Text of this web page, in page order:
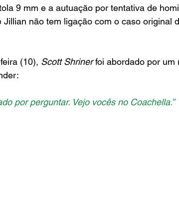
9 mm e a autuação por tentativa de
não tem ligação com o caso original
(10), Scott Shriner foi abordado por um
por perguntar. Vejo vocês no Coachella.”